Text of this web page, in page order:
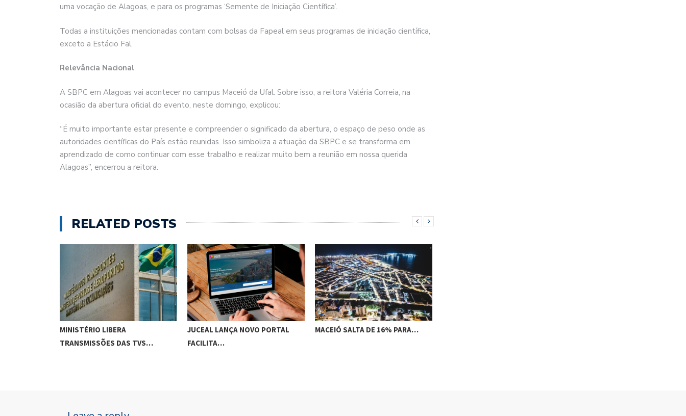
uma vocação de Alagoas, e para os programas ‘Semente de Iniciação Científica’.
Todas a instituições mencionadas contam com bolsas da Fapeal em seus programas de iniciação científica,
exceto a Estácio Fal.
Relevância Nacional
A SBPC em Alagoas vai acontecer no campus Maceió da Ufal. Sobre isso, a reitora Valéria Correia, na
ocasião da abertura oficial do evento, neste domingo, explicou:
“É muito importante estar presente e compreender o significado da abertura, o espaço de peso onde as
autoridades científicas do País estão reunidas. Isso simboliza a atuação da SBPC e se transforma em
aprendizado de como continuar com esse trabalho e realizar muito bem a reunião em nossa querida
Alagoas”, encerrou a reitora.
RELATED POSTS
MINISTÉRIO LIBERA
TRANSMISSÕES DAS TVS…
JUCEAL LANÇA NOVO PORTAL
FACILITA…
MACEIÓ SALTA DE 16% PARA…